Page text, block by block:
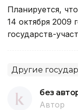
Планируется,
14 октября 2009
государств-
Другие
без
Автор